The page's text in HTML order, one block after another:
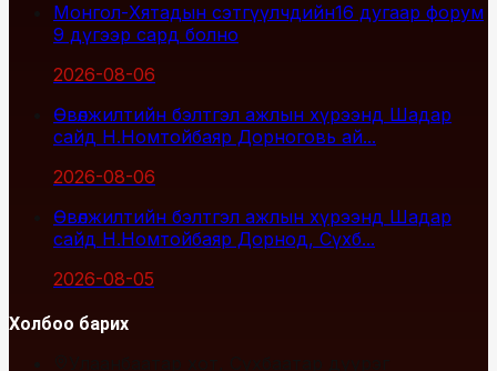
Монгол-Хятадын сэтгүүлчдийн16 дугаар форум
9 дүгээр сард болно
2026-08-06
Өвөлжилтийн бэлтгэл ажлын хүрээнд Шадар
сайд Н.Номтойбаяр Дорноговь ай...
2026-08-06
Өвөлжилтийн бэлтгэл ажлын хүрээнд Шадар
сайд Н.Номтойбаяр Дорнод, Сүхб...
2026-08-05
Холбоо барих